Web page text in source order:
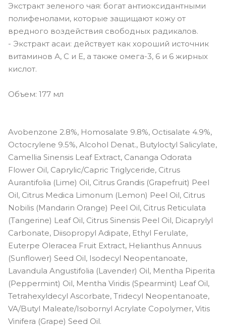
Экстракт зеленого чая: богат антиоксидантными
полифенолами, которые защищают кожу от
вредного воздействия свободных радикалов.
- Экстракт асаи: действует как хороший источник
витаминов А, С и Е, а также омега-3, 6 и 6 жирных
кислот.
Объем: 177 мл
Avobenzone 2.8%, Homosalate 9.8%, Octisalate 4.9%,
Octocrylene 9.5%, Alcohol Denat., Butyloctyl Salicylate,
Camellia Sinensis Leaf Extract, Cananga Odorata
Flower Oil, Caprylic/Capric Triglyceride, Citrus
Aurantifolia (Lime) Oil, Citrus Grandis (Grapefruit) Peel
Oil, Citrus Medica Limonum (Lemon) Peel Oil, Citrus
Nobilis (Mandarin Orange) Peel Oil, Citrus Reticulata
(Tangerine) Leaf Oil, Citrus Sinensis Peel Oil, Dicaprylyl
Carbonate, Diisopropyl Adipate, Ethyl Ferulate,
Euterpe Oleracea Fruit Extract, Helianthus Annuus
(Sunflower) Seed Oil, Isodecyl Neopentanoate,
Lavandula Angustifolia (Lavender) Oil, Mentha Piperita
(Peppermint) Oil, Mentha Viridis (Spearmint) Leaf Oil,
Tetrahexyldecyl Ascorbate, Tridecyl Neopentanoate,
VA/Butyl Maleate/Isobornyl Acrylate Copolymer, Vitis
Vinifera (Grape) Seed Oil.